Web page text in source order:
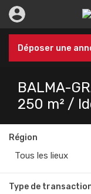
Déposer une
BALMA-
250 m² /
Région
Tous les lieux
Type de